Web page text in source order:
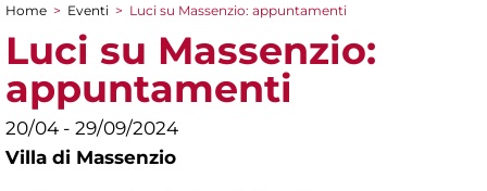
Tu sei qui
Home > Eventi > Luci su Massenzio: appuntamenti
Luci su Massenzio:
appuntamenti
20/04 - 29/09/2024
Villa di Massenzio